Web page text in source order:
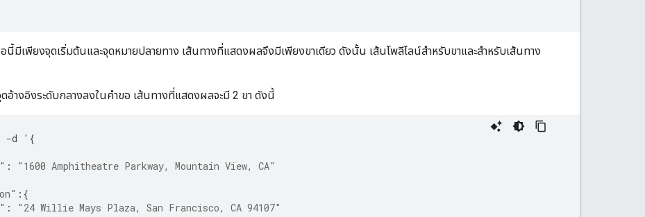
อนี้มีเพียงจุดเริ่มต้นและจุดหมายปลายทาง เส้นทางที่แสดงผลจึงมีเพียงขาเดียว ดังนั้น เส้นโพลีไลน์สำหรับขาและสำหรับเส้นทาง
อ้างอิงระดับกลางลงในคำขอ เส้นทางที่แสดงผลจะมี 2 ขา ดังนี้
-d ' {
:
"1600 Amphitheatre Parkway, Mountain View, CA"
:{
:
"24 Willie Mays Plaza, San Francisco, CA 94107"